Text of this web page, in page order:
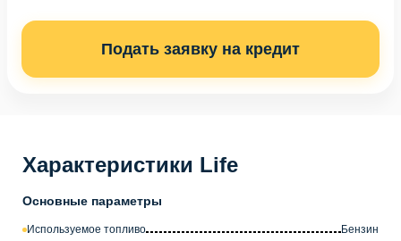
Подать заявку на кредит
Характеристики Life
Основные параметры
Используемое топливо Бензин